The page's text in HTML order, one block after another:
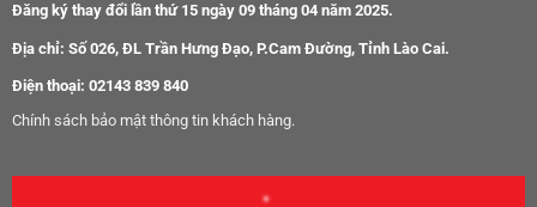
Đăng ký thay đổi lần thứ 15 ngày 09 tháng 04 năm 2025.
Địa chỉ: Số 026, ĐL Trần Hưng Đạo, P.Cam Đường, Tỉnh Lào Cai.
Điện thoại: 02143 839 840
Chính sách bảo mật thông tin khách hàng.